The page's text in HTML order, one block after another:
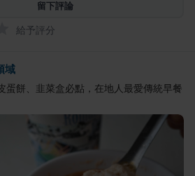
留下評論
給予評分
域
蛋餅、韭菜盒必點，在地人最愛傳統早餐